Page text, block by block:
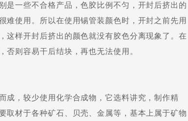
是一些不合格产品，色胶比例不匀，开封后挤出的
难使用。所以在使用锡管装颜色时，开封之前先用
这样开封后挤出的颜色就没有胶色分离现象了。在
则容易干后结块，再也无法使用。
，较少使用化学合成物，它选料讲究，制作精
取材于各种矿石、贝壳、金属等，基本上属于矿物